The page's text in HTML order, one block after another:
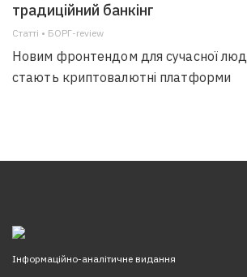
традиційний банкінг
Статті • БОРГ-review
Новим фронтендом для сучасної
стають криптовалютні платформи
Інформаційно-аналітичне видання